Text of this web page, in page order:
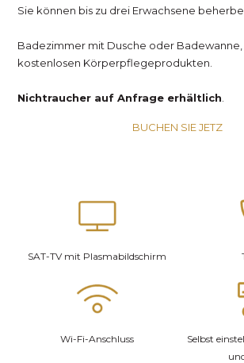
Sie können bis zu drei Erwachsene
Badezimmer mit Dusche oder
kostenlosen Körperpflegeprodukten.
Nichtraucher auf Anfrage erhältlich
BUCHEN SIE JETZ
SAT-TV mit Plasmabildschirm
Wi-Fi-Anschluss
Selbst